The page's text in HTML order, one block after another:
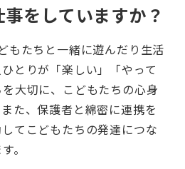
をしていますか？
もたちと一緒に遊んだり生活
とりが「楽しい」「やって
大切に、こどもたちの心身
た、保護者と綿密に連携を
てこどもたちの発達につな
。